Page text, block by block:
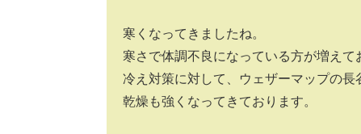
寒くなってきましたね。
寒さで体調不良になっている方が増えて
冷え対策に対して、ウェザーマップの長
乾燥も強くなってきております。